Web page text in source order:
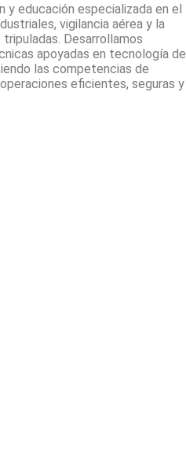
y educación especializada en el
vigilancia aérea y la
Desarrollamos
apoyadas en tecnología de
las competencias de
eficientes, seguras y